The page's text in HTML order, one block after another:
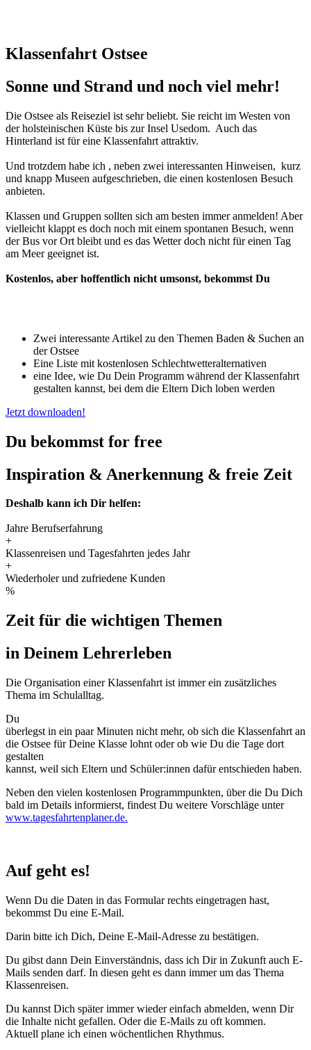
Klassenfahrt Ostsee
Sonne und Strand und noch viel mehr!
Die Ostsee als Reiseziel ist sehr beliebt. Sie reicht im Westen von
der holsteinischen Küste bis zur Insel Usedom. Auch das
Hinterland ist für eine Klassenfahrt attraktiv.
Und trotzdem habe ich , neben zwei interessanten Hinweisen, kurz
und knapp Museen aufgeschrieben, die einen kostenlosen Besuch
anbieten.
Klassen und Gruppen sollten sich am besten immer anmelden! Aber
vielleicht klappt es doch noch mit einem spontanen Besuch, wenn
der Bus vor Ort bleibt und es das Wetter doch nicht für einen Tag
am Meer geeignet ist.
Kostenlos, aber hoffentlich nicht umsonst, bekommst Du
Zwei interessante Artikel zu den Themen Baden & Suchen an
der Ostsee
Eine Liste mit kostenlosen Schlechtwetteralternativen
eine Idee, wie Du Dein Programm während der Klassenfahrt
gestalten kannst, bei dem die Eltern Dich loben werden
Jetzt downloaden!
Du bekommst for free
Inspiration & Anerkennung & freie Zeit
Deshalb kann ich Dir helfen:
Jahre Berufserfahrung
+
Klassenreisen und Tagesfahrten jedes Jahr
+
Wiederholer und zufriedene Kunden
%
Zeit für die wichtigen Themen
in Deinem Lehrerleben
Die Organisation einer Klassenfahrt ist immer ein zusätzliches
Thema im Schulalltag.
Du
überlegst in ein paar Minuten nicht mehr, ob sich die Klassenfahrt an
die Ostsee für Deine Klasse lohnt oder ob wie Du die Tage dort
gestalten
kannst, weil sich Eltern und Schüler:innen dafür entschieden haben.
Neben den vielen kostenlosen Programmpunkten, über die Du Dich
bald im Details informierst, findest Du weitere Vorschläge unter
www.tagesfahrtenplaner.de.
Auf geht es!
Wenn Du die Daten in das Formular rechts eingetragen hast,
bekommst Du eine E-Mail.
Darin bitte ich Dich, Deine E-Mail-Adresse zu bestätigen.
Du gibst dann Dein Einverständnis, dass ich Dir in Zukunft auch E-
Mails senden darf. In diesen geht es dann immer um das Thema
Klassenreisen.
Du kannst Dich später immer wieder einfach abmelden, wenn Dir
die Inhalte nicht gefallen. Oder die E-Mails zu oft kommen.
Aktuell plane ich einen wöchentlichen Rhythmus.